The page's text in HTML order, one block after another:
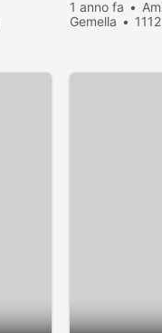
1 anno fa
Gemella